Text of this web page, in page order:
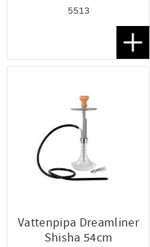
5513
Vattenpipa Dreamliner
Shisha 54cm